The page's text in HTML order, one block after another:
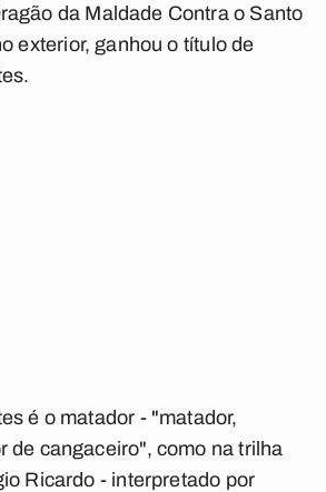
da Maldade Contra o Santo
exterior, ganhou o título de
.
é o matador - "matador,
de cangaceiro", como na trilha
Ricardo - interpretado por